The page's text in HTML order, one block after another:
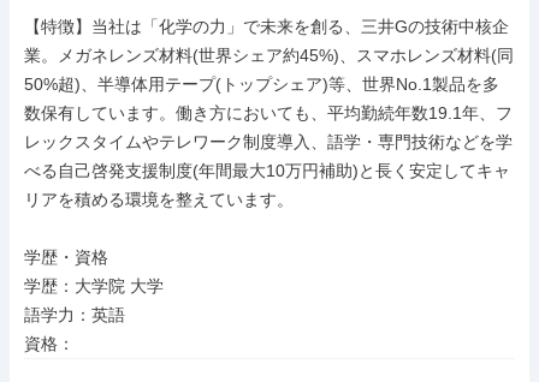
【特徴】当社は「化学の力」で未来を創る、三井Gの技術中核企
業。メガネレンズ材料(世界シェア約45%)、スマホレンズ材料(同
50%超)、半導体用テープ(トップシェア)等、世界No.1製品を多
数保有しています。働き方においても、平均勤続年数19.1年、フ
レックスタイムやテレワーク制度導入、語学・専門技術などを学
べる自己啓発支援制度(年間最大10万円補助)と長く安定してキャ
リアを積める環境を整えています。
学歴・資格
学歴：大学院 大学
語学力：英語
資格：